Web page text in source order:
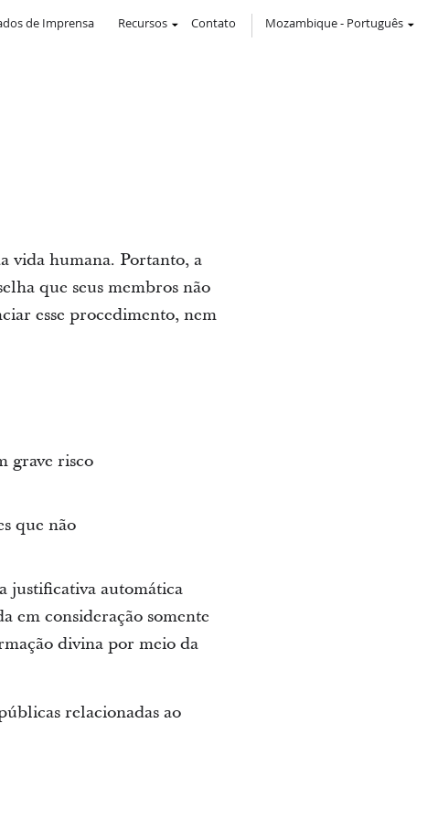
de Imprensa Recursos Contato Mozambique- Português
vida humana. Portanto, a
que seus membros não
esse procedimento, nem
grave risco
que não
justificativa automática
em consideração somente
divina por meio da
relacionadas ao